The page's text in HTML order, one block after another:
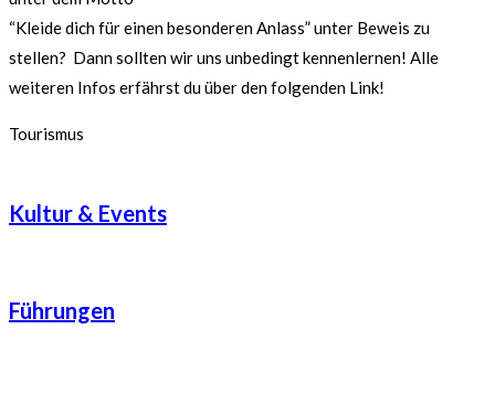
“Kleide dich für einen besonderen Anlass” unter Beweis zu
stellen? Dann sollten wir uns unbedingt kennenlernen! Alle
weiteren Infos erfährst du über den folgenden Link!
Tourismus
Kultur & Events
Führungen